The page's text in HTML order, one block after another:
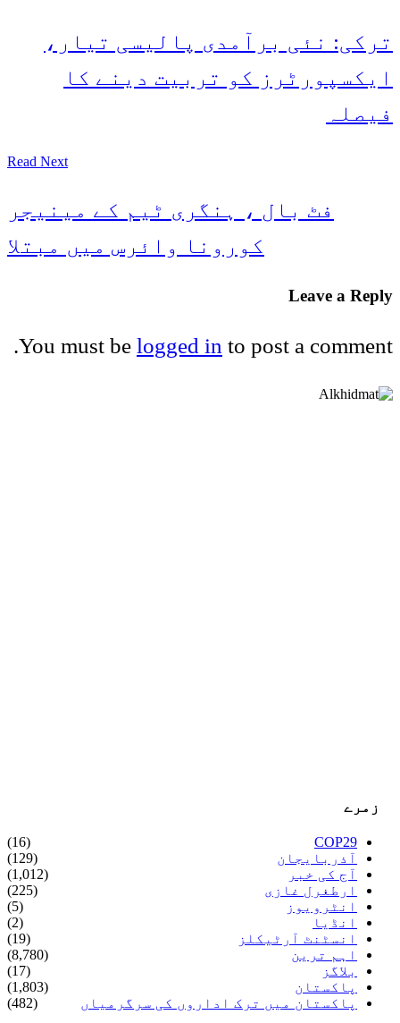
ترکی: نئی برآمدی پالیسی تیار،
ایکسپورٹرز کو تربیت دینے کا
فیصلہ
Read Next
فٹ بال ، ہنگری ٹیم کے مینیجر
کورونا وائرس میں مبتلا
Leave a Reply
You must be logged in to post a comment.
زمرے
COP29
(16)
آذربایجان
(129)
آج کی خبر
(1,012)
ارطغرل غازی
(225)
انٹرویوز
(5)
انڈیا
(2)
انسٹنٹ آرٹیکلز
(19)
اہم ترین
(8,780)
بلاگز
(17)
پاکستان
(1,803)
پاکستان میں ترک اداروں کی سرگرمیاں
(482)